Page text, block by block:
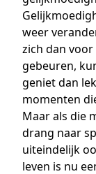
weer
zich dan
gebeuren,
geniet dan
momenten
Maar als die
drang naar
uiteindelijk
leven is nu